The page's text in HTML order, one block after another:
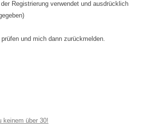
Registrierung verwendet und ausdrücklich
und mich dann zurückmelden.
keinem über 30!